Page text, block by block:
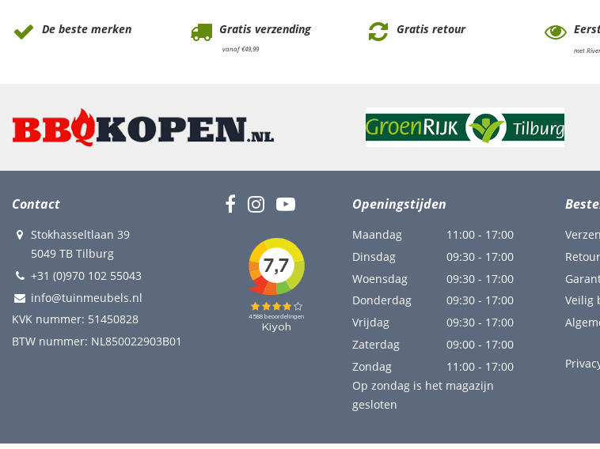
De beste merken Gratis verzending
vanaf €49,99
Gratis retour
met
Contact
Stokhasseltlaan 39
5049 TB Tilburg
+31 (0)970 102 55043
info@tuinmeubels.nl
KVK nummer: 51450828
BTW nummer: NL850022903B01
Openingstijden
Maandag
11:00 - 17:00
Dinsdag
09:30 - 17:00
Woensdag
09:30 - 17:00
Donderdag
09:30 - 17:00
Vrijdag
09:30 - 17:00
Zaterdag
09:00 - 17:00
Zondag
11:00 - 17:00
Op zondag is het magazijn
gesloten
Veilig